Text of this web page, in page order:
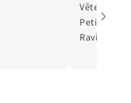
Vêtements
Petit
Ravie de